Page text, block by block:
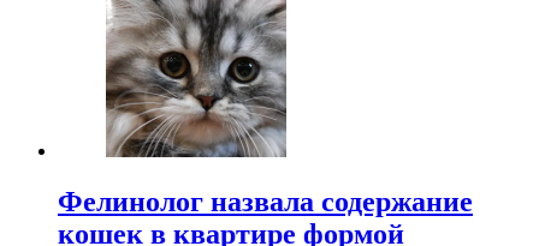
Фелинолог назвала содержание
кошек в квартире формой